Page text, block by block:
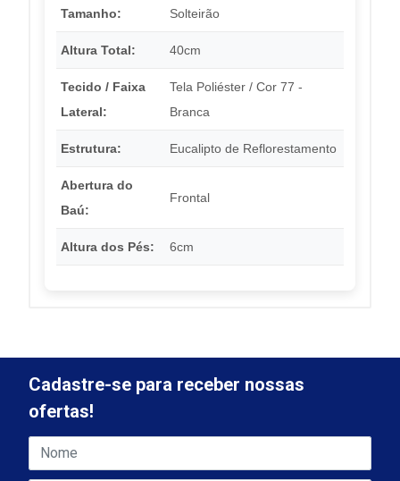
Tamanho: Solteirão
Altura Total: 40cm
Tecido / Faixa
Lateral:
Tela Poliéster / Cor 77 -
Branca
Estrutura: Eucalipto de Reflorestamento
Abertura do
Baú:
Frontal
Altura dos Pés: 6cm
Cadastre-se para receber nossas
ofertas!